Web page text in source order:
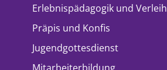
Erlebnispädagogik und Verleih
Präpis und Konfis
Jugendgottesdienst